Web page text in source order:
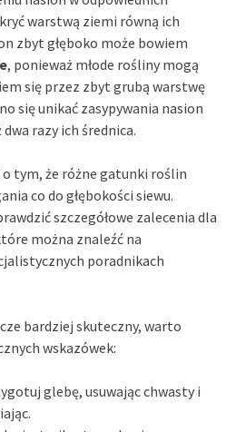
warstwą ziemi równą ich
zbyt głęboko może bowiem
, ponieważ młode rośliny mogą
się przez zbyt grubą warstwę
się unikać zasypywania nasion
razy ich średnica.
tym, że różne gatunki roślin
co do głębokości siewu.
szczegółowe zalecenia dla
można znaleźć na
poradnikach
bardziej skuteczny, warto
wskazówek:
glebę, usuwając chwasty i